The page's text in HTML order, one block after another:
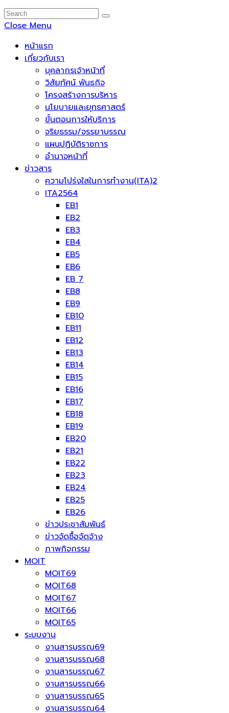
Close Menu
หน้าแรก
เกี่ยวกับเรา
บุคลากรเจ้าหน้าที่
วิสัยทัศน์ พันธกิจ
โครงสร้างการบริหาร
นโยบายและยุทธศาสตร์
ขั้นตอนการให้บริการ
จริยธรรม/จรรยาบรรณ
แผนปฏิบัติราชการ
อำนาจหน้าที่
ข่าวสาร
ความโปร่งใสในการทำงาน(ITA)2
ITA2564
EB1
EB2
EB3
EB4
EB5
EB6
EB 7
EB8
EB9
EB10
EB11
EB12
EB13
EB14
EB15
EB16
EB17
EB18
EB19
EB20
EB21
EB22
EB23
EB24
EB25
EB26
ข่าวประชาสัมพันธ์
ข่าวจัดซื้อจัดจ้าง
ภาพกิจกรรม
MOIT
MOIT69
MOIT68
MOIT67
MOIT66
MOIT65
ระบบงาน
งานสารบรรณ69
งานสารบรรณ68
งานสารบรรณ67
งานสารบรรณ66
งานสารบรรณ65
งานสารบรรณ64